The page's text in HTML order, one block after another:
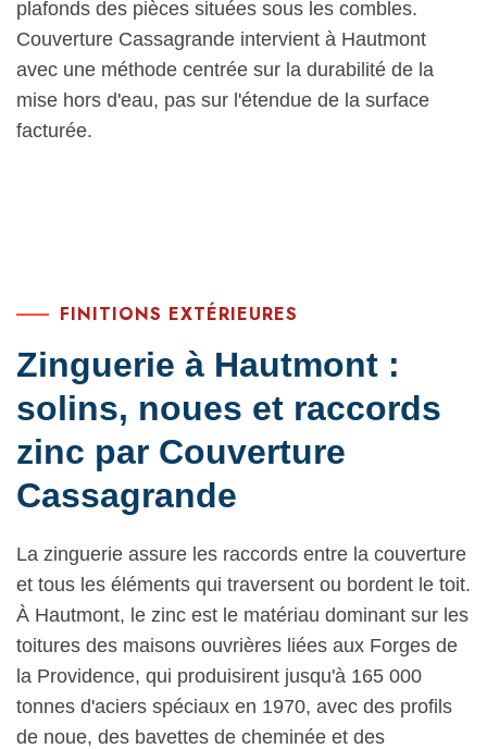
plafonds des pièces situées sous les combles.
Couverture Cassagrande intervient à Hautmont
avec une méthode centrée sur la durabilité de la
mise hors d'eau, pas sur l'étendue de la surface
facturée.
FINITIONS EXTÉRIEURES
Zinguerie à Hautmont :
solins, noues et raccords
zinc par Couverture
Cassagrande
La zinguerie assure les raccords entre la couverture
et tous les éléments qui traversent ou bordent le toit.
À Hautmont, le zinc est le matériau dominant sur les
toitures des maisons ouvrières liées aux Forges de
la Providence, qui produisirent jusqu'à 165 000
tonnes d'aciers spéciaux en 1970, avec des profils
de noue, des bavettes de cheminée et des